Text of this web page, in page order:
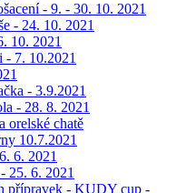
- 9. - 30. 10. 2021
- 24. 10. 2021
10. 2021
- 7. 10.2021
- 3.9.2021
- 28. 8. 2021
orelské chatě
10.7.2021
6. 2021
25. 6. 2021
přípravek - KUDY cup -